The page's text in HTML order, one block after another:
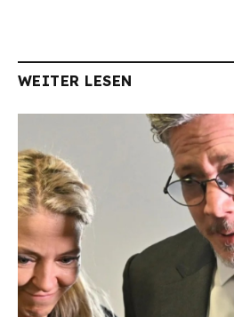
WEITER LESEN